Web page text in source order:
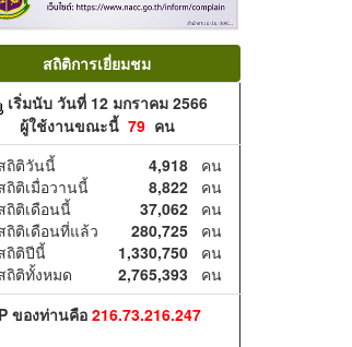
สถิติการเยี่ยมชม
เริ่มนับ วันที่ 12 มกราคม 2566
ผู้ใช้งานขณะนี้ 79คน
ถิติวันนี้
4,918คน
ติเมื่อวานนี้
8,822คน
ถิติเดือนนี้
37,062คน
ติเดือนที่แล้ว
280,725คน
ถิติปีนี้
1,330,750คน
ถิติทั้งหมด
2,765,393คน
ของท่านคือ 216.73.216.247